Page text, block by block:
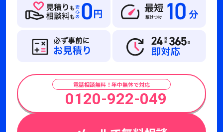
電話相談無料！年中無休で対応
0120-922-049